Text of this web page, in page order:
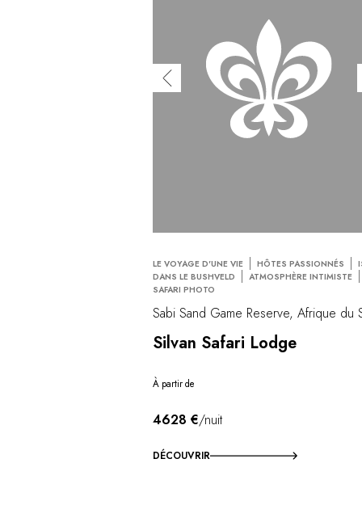
LE VOYAGE D'UNE VIE HÔTES PASSIONNÉS
DANS LE BUSHVELD
ATMOSPHÈRE INTIMISTE
SAFARI PHOTO
Sabi Sand Game Reserve, Afrique du
Silvan Safari Lodge
À partir de
4628 €/nuit
DÉCOUVRIR